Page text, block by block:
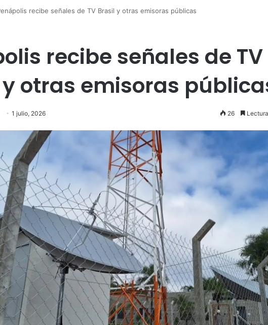
recibe señales de TV Brasil y otras emisoras públicas
recibe señales de TV
otras emisoras
1 julio, 2026 26